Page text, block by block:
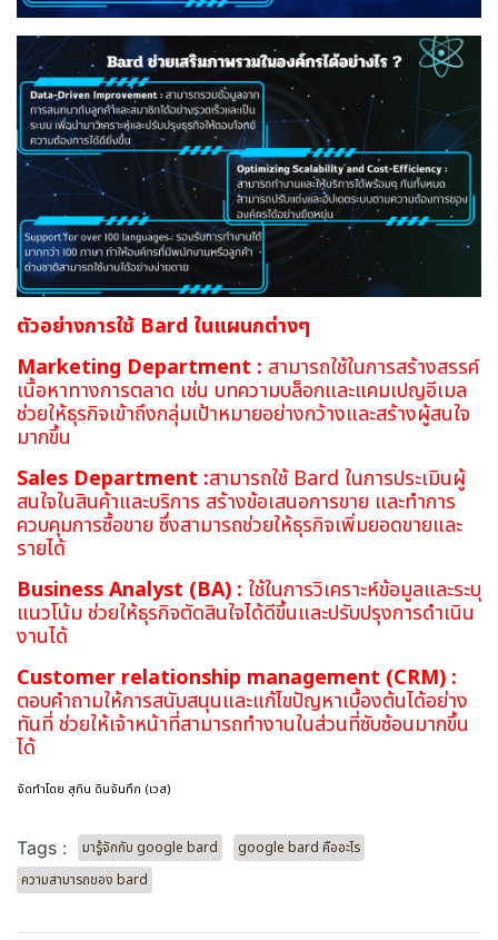
ตัวอย่างการใช้ Bard ในแผนกต่างๆ
Marketing Department : สามารถใช้ในการสร้างสรรค์
เนื้อหาทางการตลาด เช่น บทความบล็อกและแคมเปญอีเมล
ช่วยให้ธุรกิจเข้าถึงกลุ่มเป้าหมายอย่างกว้างและสร้างผู้สนใจ
มากขึ้น
Sales Department :สามารถใช้ Bard ในการประเมินผู้
สนใจในสินค้าและบริการ สร้างข้อเสนอการขาย และทำการ
ควบคุมการซื้อขาย ซึ่งสามารถช่วยให้ธุรกิจเพิ่มยอดขายและ
รายได้
Business Analyst (BA) : ใช้ในการวิเคราะห์ข้อมูลและระบุ
แนวโน้ม ช่วยให้ธุรกิจตัดสินใจได้ดีขึ้นและปรับปรุงการดำเนิน
งานได้
Customer relationship management (CRM) :
ตอบคำถามให้การสนับสนุนและแก้ไขปัญหาเบื้องต้นได้อย่าง
ทันที่ ช่วยให้เจ้าหน้าที่สามารถทำงานในส่วนที่ซับซ้อนมากขึ้น
ได้
จัดทำโดย สุทิน ดินจันทึก (เวส)
Tags : มารู้จักกับ google bard
google bard คืออะไร
ความสามารถของ bard